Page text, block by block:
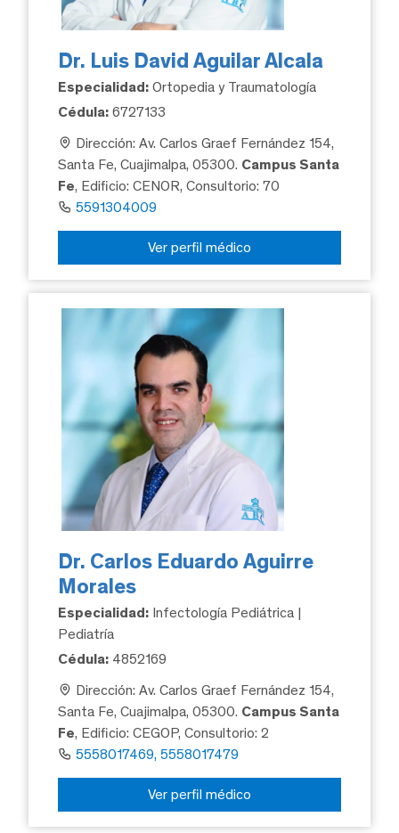
Dr. Luis David Aguilar Alcala
Especialidad: Ortopedia y Traumatología
Cédula: 6727133
Dirección: Av. Carlos Graef Fernández 154,
Santa Fe, Cuajimalpa, 05300. Campus Santa
Fe, Edificio: CENOR, Consultorio: 70
5591304009
Ver perfil médico
Dr. Carlos Eduardo Aguirre
Morales
Especialidad: Infectología Pediátrica |
Pediatría
Cédula: 4852169
Dirección: Av. Carlos Graef Fernández 154,
Santa Fe, Cuajimalpa, 05300. Campus Santa
Fe, Edificio: CEGOP, Consultorio: 2
5558017469, 5558017479
Ver perfil médico